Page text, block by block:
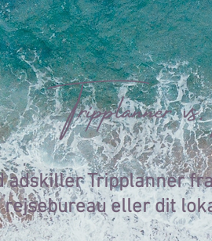
adskiller Tripplanner
rejsebureau eller dit